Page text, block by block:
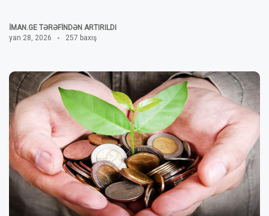
İMAN.GE TƏRƏFINDƏN ARTIRILDI
yan 28, 2026
257 baxış